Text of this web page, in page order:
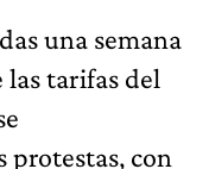
una semana
tarifas del
con